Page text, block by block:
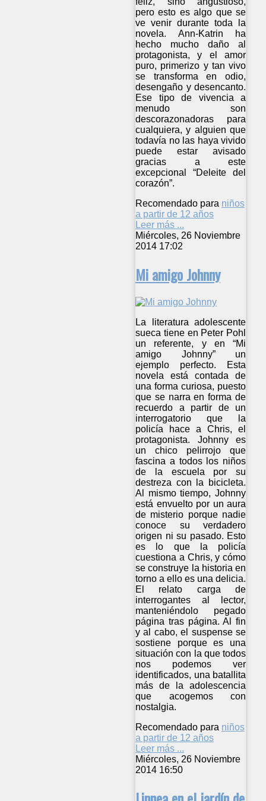
pero esto es algo que se
ve venir durante toda la
novela. Ann-Katrin ha
hecho mucho daño al
protagonista, y el amor
puro, primerizo y tan vivo
se transforma en odio,
desengaño y desencanto.
Ese tipo de vivencia a
menudo son
descorazonadoras para
cualquiera, y alguien que
todavía no las haya vivido
puede estar avisado
gracias a este
excepcional “Deleite del
corazón”.
Recomendado para niños
a partir de 12 años
Leer más ...
Miércoles, 26 Noviembre
2014 17:02
Mi amigo Johnny
La literatura adolescente
sueca tiene en Peter Pohl
un referente, y en “Mi
amigo Johnny” un
ejemplo perfecto. Esta
novela está contada de
una forma curiosa, puesto
que se narra en forma de
recuerdo a partir de un
interrogatorio que la
policía hace a Chris, el
protagonista. Johnny es
un chico pelirrojo que
fascina a todos los niños
de la escuela por su
destreza con la bicicleta.
Al mismo tiempo, Johnny
está envuelto por un aura
de misterio porque nadie
conoce su verdadero
origen ni su pasado. Esto
es lo que la policía
cuestiona a Chris, y cómo
se construye la historia en
torno a ello es una delicia.
El relato carga de
interrogantes al lector,
manteniéndolo pegado
página tras página. Al fin
y al cabo, el suspense se
sostiene porque es una
situación con la que todos
nos podemos ver
identificados, una batallita
más de la adolescencia
que acogemos con
nostalgia.
Recomendado para niños
a partir de 12 años
Leer más ...
Miércoles, 26 Noviembre
2014 16:50